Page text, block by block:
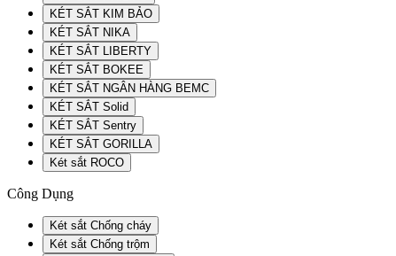
KÉT SẮT KIM BẢO
KÉT SẮT NIKA
KÉT SẮT LIBERTY
KÉT SẮT BOKEE
KÉT SẮT NGÂN HÀNG BEMC
KÉT SẮT Solid
KÉT SẮT Sentry
KÉT SẮT GORILLA
Két sắt ROCO
Công Dụng
Két sắt Chống cháy
Két sắt Chống trộm